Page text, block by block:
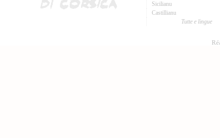
Sicilianu
Castillianu
Tutte e lingue